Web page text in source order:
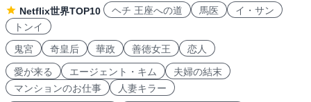
Netflix世界TOP10
ヘチ 王座への道 馬医
イ・サン
トンイ
鬼宮
奇皇后 華政 善徳女王 恋人
愛が来る エージェント・キム
夫婦の結末
マンションのお仕事
人妻キラー